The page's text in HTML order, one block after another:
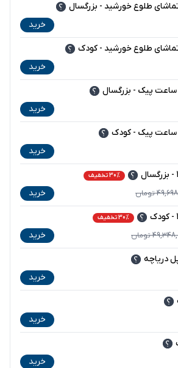
خرید
خرید
خرید
خرید
30% تخفیف
تومان خرید
30% تخفیف
تومان خرید
دریاچه
خرید
خرید
خرید